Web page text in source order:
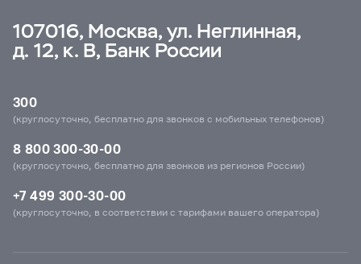
107016, Москва, ул. Неглинная,
д. 12, к. В, Банк России
300
(круглосуточно, бесплатно для звонков с мобильных телефонов)
8 800 300-30-00
(круглосуточно, бесплатно для звонков из регионов России)
+7 499 300-30-00
(круглосуточно, в соответствии с тарифами вашего оператора)